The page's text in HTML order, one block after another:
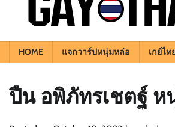
HOME แจกวาร์ปหนุ่มหล่อ เกย์ไท
ปืน อพิภัทรเชตฐ์ ห